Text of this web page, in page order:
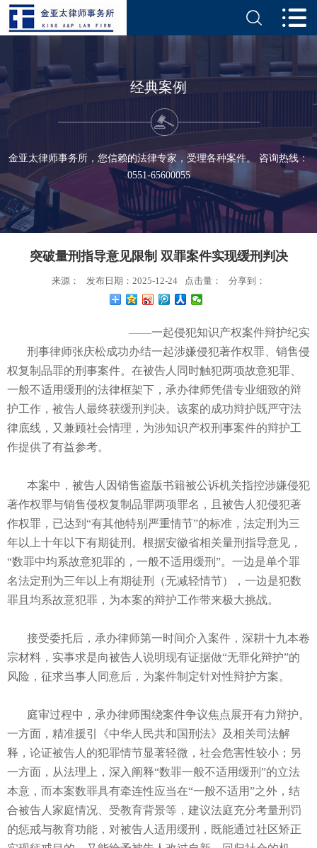
经典案例
金亚太律师事务所，您信赖的法律专家，受理各种案件。 咨询热线：
0551-65600055
突破量刑指导意见限制 双罪案件实现缓刑判决
来源： 发布日期：2025-12-24 点击量： 分享到：
——一起侵犯知识产权案件辩护纪实
刑事律师张庆松成功办结一起涉嫌侵犯著作权罪、销售侵
权复制品罪的刑事案件。在被告人同时触犯两项故意犯罪、
一般不适用缓刑的法律框架下，承办律师凭借专业细致的辩
护工作，被告人最终获缓刑判决。该案的成功辩护既严守法
律底线，又兼顾社会情理，为涉知识产权刑事案件的辩护工
作提供了有益参考。
本案中，被告人因销售盗版书籍被公诉机关指控涉嫌侵犯
著作权罪与销售侵权复制品罪两项罪名，且被告人犯侵犯著
作权罪，已达到“有其他特别严重情节”的标准，法定刑为三
年以上十年以下有期徒刑。根据安徽省相关量刑指导意见，
“数罪中均系故意犯罪的，一般不适用缓刑”。一边是单个罪
名法定刑为三年以上有期徒刑（无减轻情节），一边是犯数
罪且均系故意犯罪，为本案的辩护工作带来极大挑战。
接受委托后，承办律师第一时间介入案件，深耕十九本卷
宗材料，实事求是向被告人说明现有证据做“无罪化辩护”的
风险，征求当事人同意后，为案件制定针对性辩护方案。
庭审过程中，承办律师围绕案件争议焦点展开有力辩护。
一方面，精准援引《中华人民共和国刑法》及相关司法解
释，论证被告人的犯罪情节显著轻微，社会危害性较小；另
一方面，从法理上，深入阐释“数罪一般不适用缓刑”的立法
本意，而本案数罪具有牵连性应当在“一般不适用”之外，结
合被告人家庭情况、受教育背景等，建议法庭充分考量刑罚
的惩戒与教育功能，对被告人适用缓刑，既能通过社区矫正